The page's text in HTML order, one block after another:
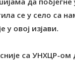
се у село са
у овој изјави.
са УНХЦР-ом